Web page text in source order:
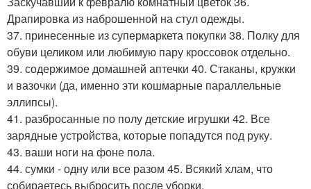
Драпировка из наброшенной на стул одежды.
37. принесенные из супермаркета покупки 38. Полку для
обуви целиком или любимую пару кроссовок отдельно.
39. содержимое домашней аптечки 40. Стаканы, кружки
и вазочки (да, именно эти кошмарные параллельные
эллипсы).
41. разбросанные по полу детские игрушки 42. Все
зарядные устройства, которые попадутся под руку.
43. ваши ноги на фоне пола.
44. сумки - одну или все разом 45. Всякий хлам, что
собираетесь выбросить после уборки.